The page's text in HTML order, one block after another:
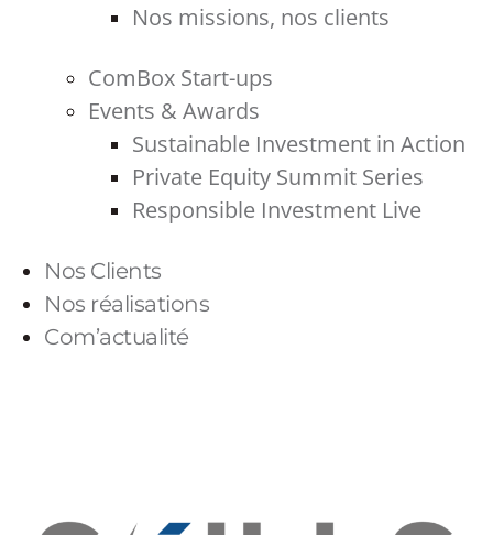
Nos missions, nos clients
ComBox Start-ups
Events & Awards
Sustainable Investment in Action
Private Equity Summit Series
Responsible Investment Live
Nos Clients
Nos réalisations
Com’actualité